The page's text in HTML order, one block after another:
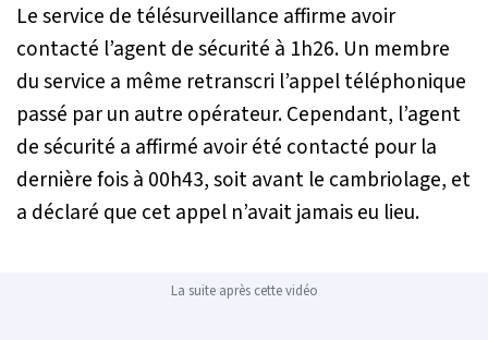
Le service de télésurveillance affirme avoir
contacté l’agent de sécurité à 1h26. Un membre
du service a même retranscri l’appel téléphonique
passé par un autre opérateur. Cependant, l’agent
de sécurité a affirmé avoir été contacté pour la
dernière fois à 00h43, soit avant le cambriolage, et
a déclaré que cet appel n’avait jamais eu lieu.
La suite après cette vidéo